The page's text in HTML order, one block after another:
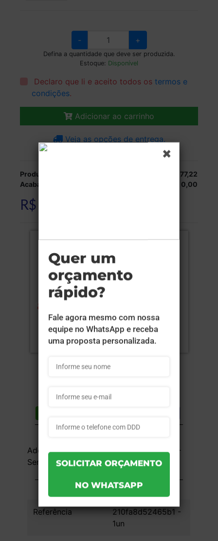
- +
Defina a quantidade que deve ser produzida.
Estoque: Disponível
Declaro que li e aceito todos ostermos e
condições.
Adicionar ao carrinho
Veja as opções de entrega.
Produção:
R$ 77,22
Acabamentos:
R$ 0,00
R$ 77,22
DESCRIÇÃO DO PRODUTO
Adesivo Vinil 90g - 4x0 - 119,6x33,6cm -
Sem Verniz - 1 unid
INFORMAÇÕES DO PRODUTO
Referência
210fa8d52465b1 -
1un